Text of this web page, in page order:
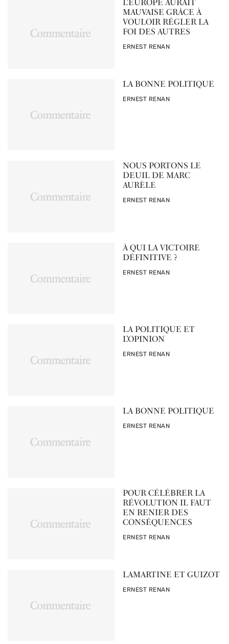
L’EUROPE AURAIT
MAUVAISE GRÂCE À
VOULOIR RÉGLER LA
FOI DES AUTRES
PAR
ERNEST RENAN
LA BONNE POLITIQUE
PAR
ERNEST RENAN
NOUS PORTONS LE
DEUIL DE MARC
AURÈLE
PAR
ERNEST RENAN
À QUI LA VICTOIRE
DÉFINITIVE ?
PAR
ERNEST RENAN
LA POLITIQUE ET
L’OPINION
PAR
ERNEST RENAN
LA BONNE POLITIQUE
PAR
ERNEST RENAN
POUR CÉLÉBRER LA
RÉVOLUTION IL FAUT
EN RENIER DES
CONSÉQUENCES
PAR
ERNEST RENAN
LAMARTINE ET GUIZOT
PAR
ERNEST RENAN